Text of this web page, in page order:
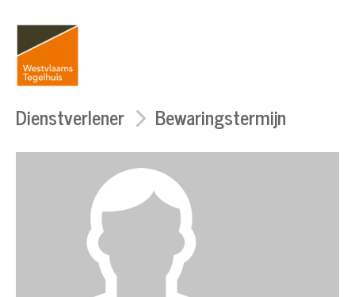
Dienstverlener Bewaringstermijn